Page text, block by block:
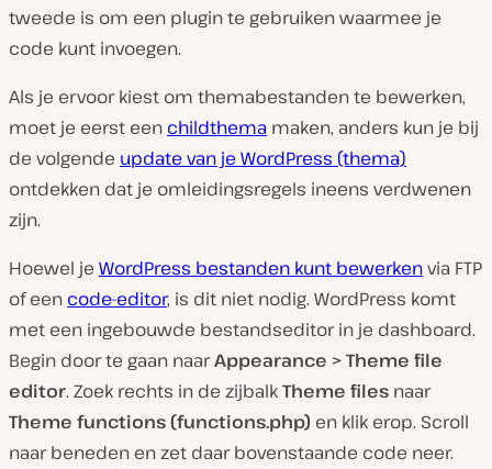
tweede is om een plugin te gebruiken waarmee je
code kunt invoegen.
Als je ervoor kiest om themabestanden te bewerken,
moet je eerst een childthema maken, anders kun je bij
de volgende update van je WordPress (thema)
ontdekken dat je omleidingsregels ineens verdwenen
zijn.
Hoewel je WordPress bestanden kunt bewerkenvia FTP
of een code-editor, is dit niet nodig. WordPress komt
met een ingebouwde bestandseditor in je dashboard.
Begin door te gaan naarAppearance > Theme file
editor. Zoek rechts in de zijbalkTheme files naar
Theme functions (functions.php) en klik erop. Scroll
naar beneden en zet daar bovenstaande code neer.